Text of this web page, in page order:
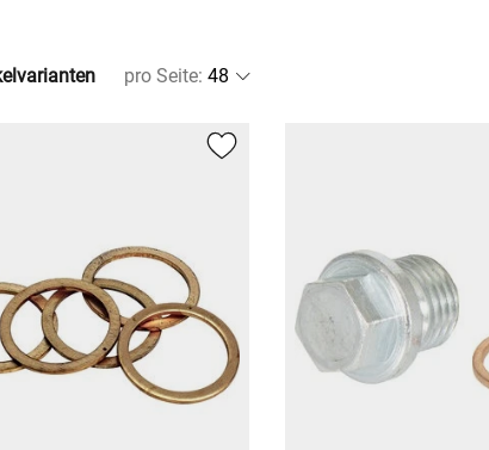
pro Seite: